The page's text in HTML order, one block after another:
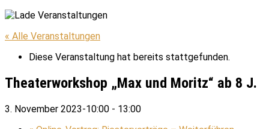
« Alle Veranstaltungen
Diese Veranstaltung hat bereits stattgefunden.
Theaterworkshop „Max und Moritz“ ab 8 J.
3. November 2023-10:00 - 13:00